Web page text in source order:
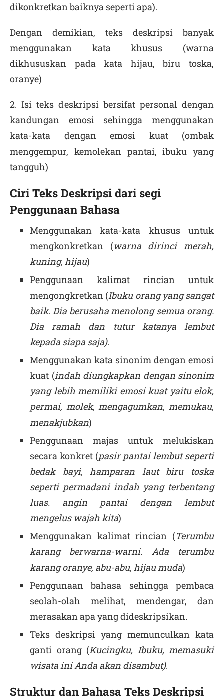
dikonkretkan baiknya seperti apa).
Dengan demikian, teks deskripsi banyak
menggunakan kata khusus (warna
dikhususkan pada kata hijau, biru toska,
oranye)
2. Isi teks deskripsi bersifat personal dengan
kandungan emosi sehingga menggunakan
kata-kata dengan emosi kuat (ombak
menggempur, kemolekan pantai, ibuku yang
tangguh)
Ciri Teks Deskripsi dari segi
Penggunaan Bahasa
Menggunakan kata-kata khusus untuk
mengkonkretkan (warna dirinci merah,
kuning, hijau)
Penggunaan kalimat rincian untuk
mengongkretkan (Ibuku orang yang sangat
baik. Dia berusaha menolong semua orang.
Dia ramah dan tutur katanya lembut
kepada siapa saja).
Menggunakan kata sinonim dengan emosi
kuat (indah diungkapkan dengan sinonim
yang lebih memiliki emosi kuat yaitu elok,
permai, molek, mengagumkan, memukau,
menakjubkan)
Penggunaan majas untuk melukiskan
secara konkret (pasir pantai lembut seperti
bedak bayi, hamparan laut biru toska
seperti permadani indah yang terbentang
luas. angin pantai dengan lembut
mengelus wajah kita)
Menggunakan kalimat rincian (Terumbu
karang berwarna-warni. Ada terumbu
karang oranye, abu-abu, hijau muda)
Penggunaan bahasa sehingga pembaca
seolah-olah melihat, mendengar, dan
merasakan apa yang dideskripsikan.
Teks deskripsi yang memunculkan kata
ganti orang (Kucingku, Ibuku, memasuki
wisata ini Anda akan disambut).
Struktur dan Bahasa Teks Deskripsi